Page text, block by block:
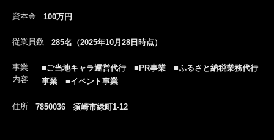
資本金 100万円
従業員数 285名（2025年10月28日時点）
事業
内容
■ご当地キャラ運営代行 ■PR事業 ■ふるさと納税業務代行
事業 ■イベント事業
住所 7850036 須崎市緑町1-12